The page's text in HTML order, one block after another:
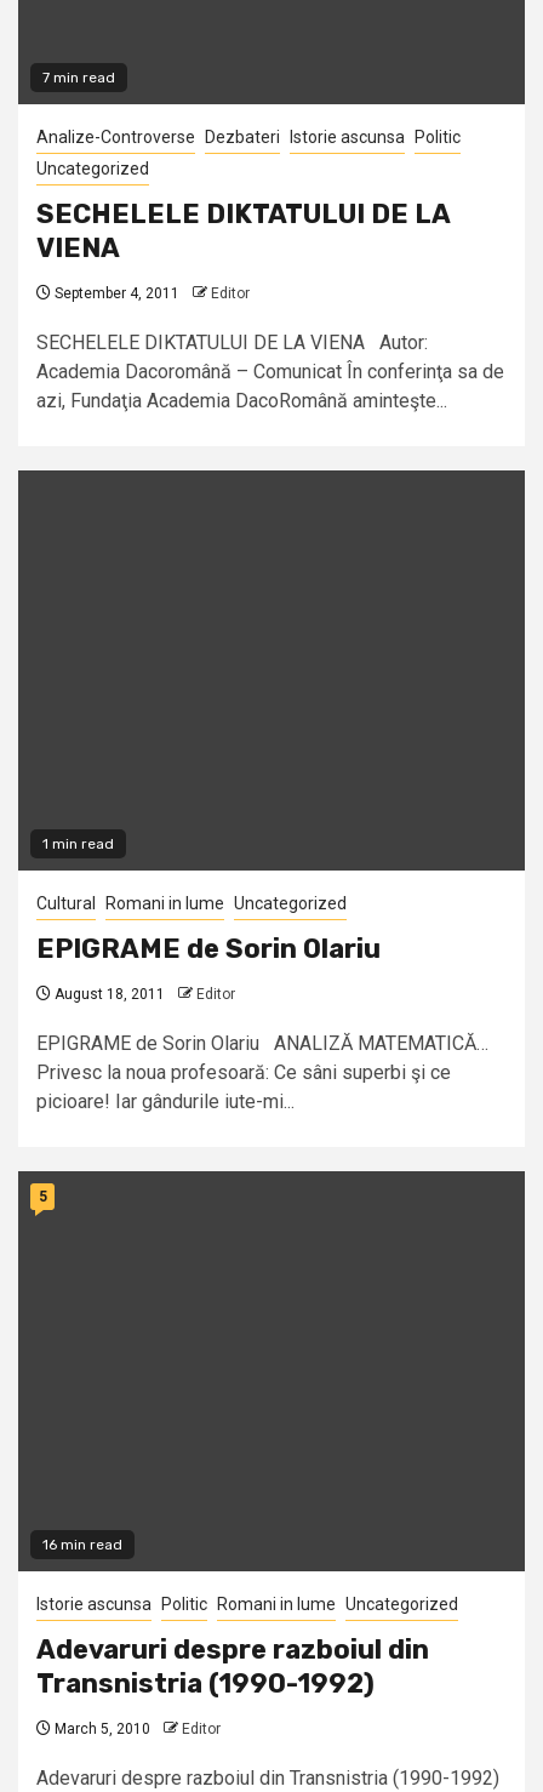
7 min read
Analize-Controverse Dezbateri Istorie ascunsa
Politic
Uncategorized
SECHELELE DIKTATULUI DE LA
VIENA
September 4, 2011 Editor
SECHELELE DIKTATULUI DE LA VIENA Autor:
Academia Dacoromână – Comunicat În conferinţa sa de
azi, Fundaţia Academia DacoRomână aminteşte...
1 min read
Cultural Romani in lume Uncategorized
EPIGRAME de Sorin Olariu
August 18, 2011 Editor
EPIGRAME de Sorin Olariu ANALIZĂ MATEMATICĂ…
Privesc la noua profesoară: Ce sâni superbi şi ce
picioare! Iar gândurile iute-mi...
16 min read
5
Istorie ascunsa Politic Romani in lume Uncategorized
Adevaruri despre razboiul din
Transnistria (1990-1992)
March 5, 2010 Editor
Adevaruri despre razboiul din Transnistria (1990-1992)